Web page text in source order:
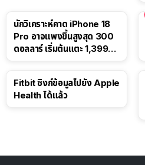
นักวิเคราะห์คาด iPhone 18
Pro อาจแพงขึ้นสูงสุด 300
ดอลลาร์ เริ่มต้นแตะ 1,399
Fitbit ซิงก์ข้อมูลไปยัง Apple
Health ได้แล้ว